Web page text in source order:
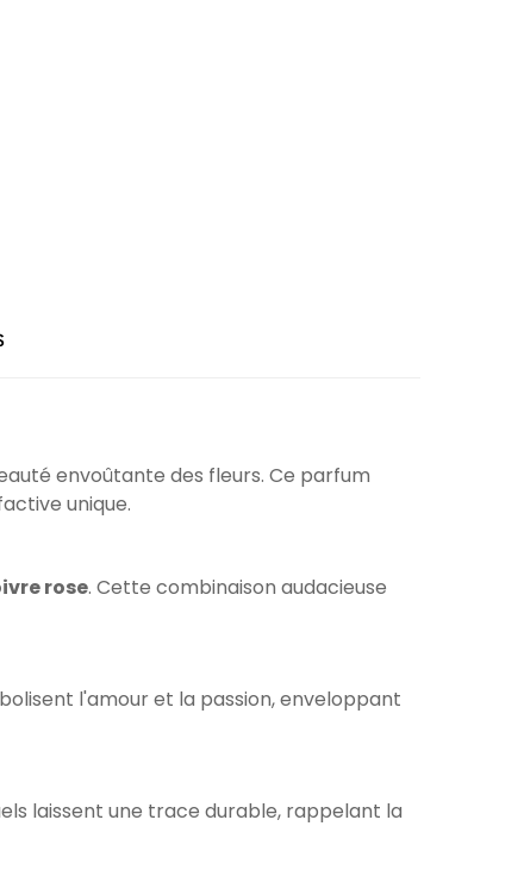
envoûtante des fleurs. Ce parfum
unique.
rose. Cette combinaison audacieuse
l'amour et la passion, enveloppant
laissent une trace durable, rappelant la